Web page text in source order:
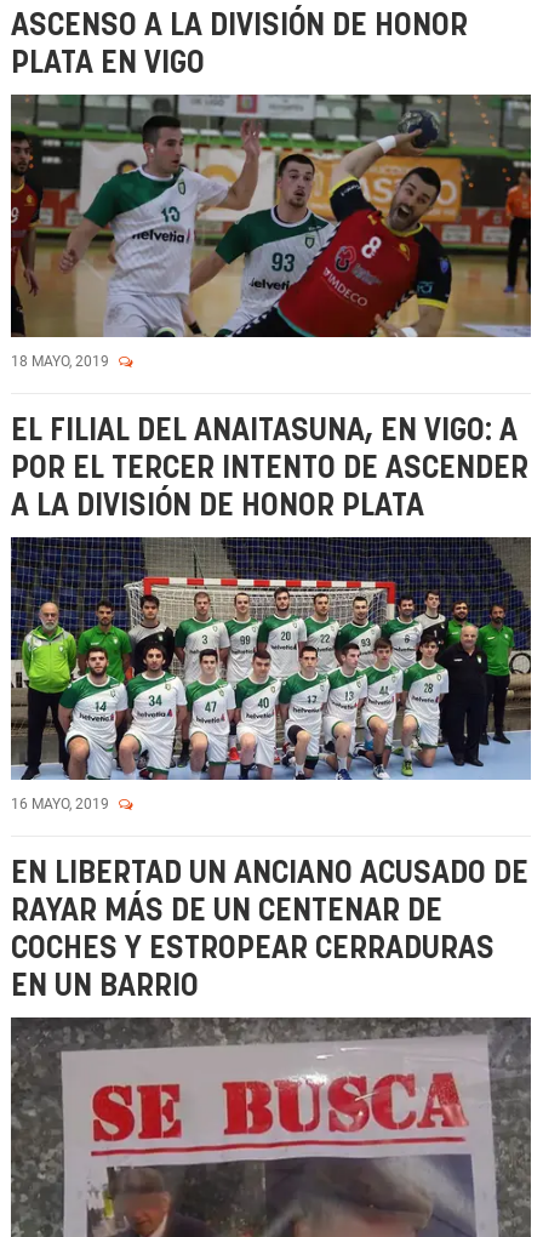
ASCENSO A LA DIVISIÓN DE HONOR
PLATA EN VIGO
18 MAYO, 2019
EL FILIAL DEL ANAITASUNA, EN VIGO: A
POR EL TERCER INTENTO DE ASCENDER
A LA DIVISIÓN DE HONOR PLATA
16 MAYO, 2019
EN LIBERTAD UN ANCIANO ACUSADO DE
RAYAR MÁS DE UN CENTENAR DE
COCHES Y ESTROPEAR CERRADURAS
EN UN BARRIO